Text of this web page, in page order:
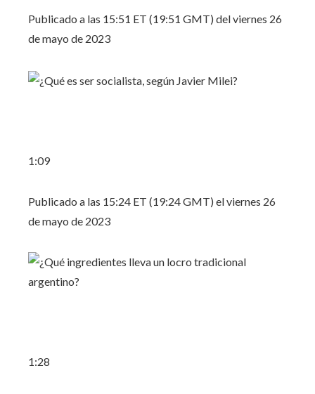
Publicado a las 15:51 ET (19:51 GMT) del viernes 26
de mayo de 2023
1:09
Publicado a las 15:24 ET (19:24 GMT) el viernes 26
de mayo de 2023
1:28